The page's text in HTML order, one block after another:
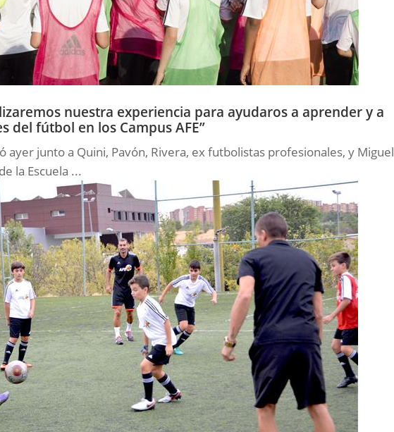
nuestra experiencia para ayudaros a aprender y a
del fútbol en los Campus AFE”
ayer junto a Quini, Pavón, Rivera, ex futbolistas profesionales, y Miguel
la Escuela ...